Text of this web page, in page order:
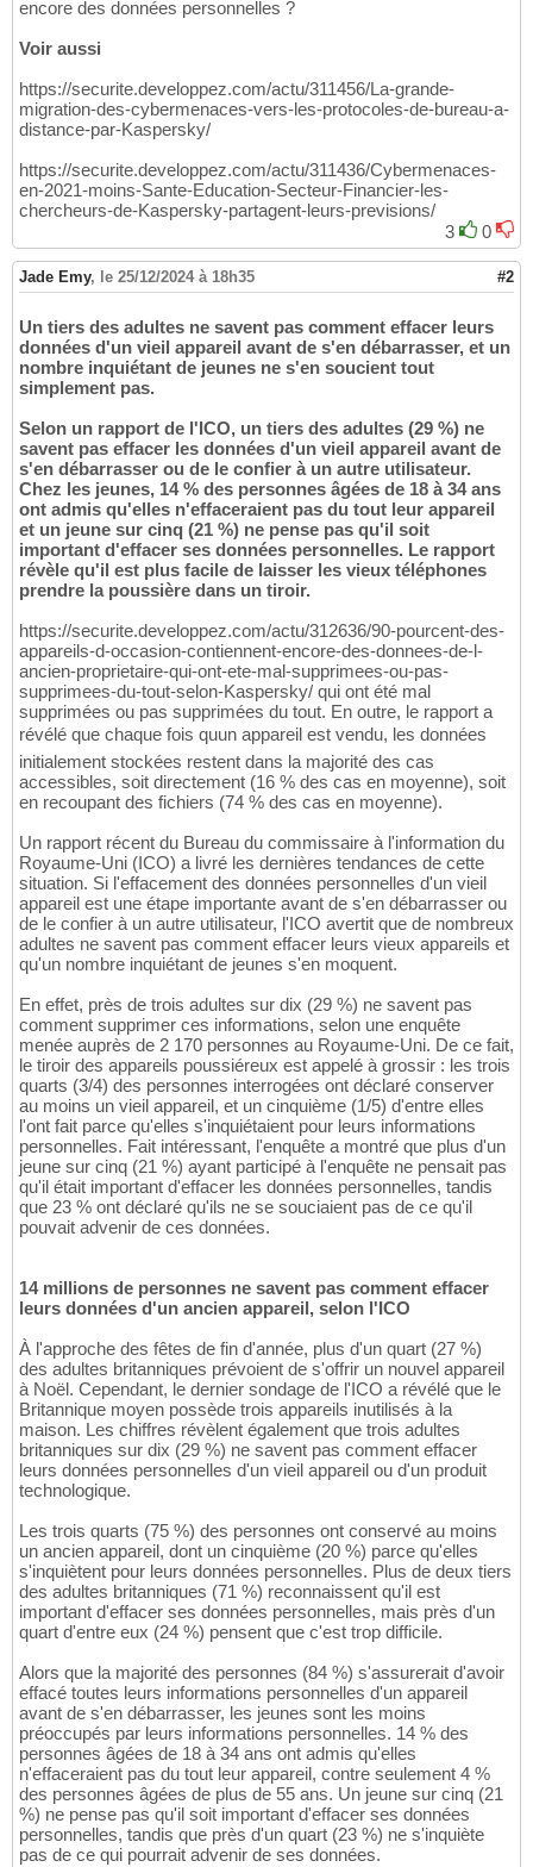
encore des données personnelles ?
Voir aussi
https://securite.developpez.com/actu/311456/La-grande-
migration-des-cybermenaces-vers-les-protocoles-de-bureau-a-
distance-par-Kaspersky/
https://securite.developpez.com/actu/311436/Cybermenaces-
en-2021-moins-Sante-Education-Secteur-Financier-les-
chercheurs-de-Kaspersky-partagent-leurs-previsions/
3
0
Jade Emy, le 25/12/2024 à 18h35 #2
Un tiers des adultes ne savent pas comment effacer leurs
données d'un vieil appareil avant de s'en débarrasser, et un
nombre inquiétant de jeunes ne s'en soucient tout
simplement pas.
Selon un rapport de l'ICO, un tiers des adultes (29 %) ne
savent pas effacer les données d'un vieil appareil avant de
s'en débarrasser ou de le confier à un autre utilisateur.
Chez les jeunes, 14 % des personnes âgées de 18 à 34 ans
ont admis qu'elles n'effaceraient pas du tout leur appareil
et un jeune sur cinq (21 %) ne pense pas qu'il soit
important d'effacer ses données personnelles. Le rapport
révèle qu'il est plus facile de laisser les vieux téléphones
prendre la poussière dans un tiroir.
https://securite.developpez.com/actu/312636/90-pourcent-des-
appareils-d-occasion-contiennent-encore-des-donnees-de-l-
ancien-proprietaire-qui-ont-ete-mal-supprimees-ou-pas-
supprimees-du-tout-selon-Kaspersky/ qui ont été mal
supprimées ou pas supprimées du tout. En outre, le rapport a
révélé que chaque fois quun appareil est vendu, les données
initialement stockées restent dans la majorité des cas
accessibles, soit directement (16 % des cas en moyenne), soit
en recoupant des fichiers (74 % des cas en moyenne).
Un rapport récent du Bureau du commissaire à l'information du
Royaume-Uni (ICO) a livré les dernières tendances de cette
situation. Si l'effacement des données personnelles d'un vieil
appareil est une étape importante avant de s'en débarrasser ou
de le confier à un autre utilisateur, l'ICO avertit que de nombreux
adultes ne savent pas comment effacer leurs vieux appareils et
qu'un nombre inquiétant de jeunes s'en moquent.
En effet, près de trois adultes sur dix (29 %) ne savent pas
comment supprimer ces informations, selon une enquête
menée auprès de 2 170 personnes au Royaume-Uni. De ce fait,
le tiroir des appareils poussiéreux est appelé à grossir : les trois
quarts (3/4) des personnes interrogées ont déclaré conserver
au moins un vieil appareil, et un cinquième (1/5) d'entre elles
l'ont fait parce qu'elles s'inquiétaient pour leurs informations
personnelles. Fait intéressant, l'enquête a montré que plus d'un
jeune sur cinq (21 %) ayant participé à l'enquête ne pensait pas
qu'il était important d'effacer les données personnelles, tandis
que 23 % ont déclaré qu'ils ne se souciaient pas de ce qu'il
pouvait advenir de ces données.
14 millions de personnes ne savent pas comment effacer
leurs données d'un ancien appareil, selon l'ICO
À l'approche des fêtes de fin d'année, plus d'un quart (27 %)
des adultes britanniques prévoient de s'offrir un nouvel appareil
à Noël. Cependant, le dernier sondage de l'ICO a révélé que le
Britannique moyen possède trois appareils inutilisés à la
maison. Les chiffres révèlent également que trois adultes
britanniques sur dix (29 %) ne savent pas comment effacer
leurs données personnelles d'un vieil appareil ou d'un produit
technologique.
Les trois quarts (75 %) des personnes ont conservé au moins
un ancien appareil, dont un cinquième (20 %) parce qu'elles
s'inquiètent pour leurs données personnelles. Plus de deux tiers
des adultes britanniques (71 %) reconnaissent qu'il est
important d'effacer ses données personnelles, mais près d'un
quart d'entre eux (24 %) pensent que c'est trop difficile.
Alors que la majorité des personnes (84 %) s'assurerait d'avoir
effacé toutes leurs informations personnelles d'un appareil
avant de s'en débarrasser, les jeunes sont les moins
préoccupés par leurs informations personnelles. 14 % des
personnes âgées de 18 à 34 ans ont admis qu'elles
n'effaceraient pas du tout leur appareil, contre seulement 4 %
des personnes âgées de plus de 55 ans. Un jeune sur cinq (21
%) ne pense pas qu'il soit important d'effacer ses données
personnelles, tandis que près d'un quart (23 %) ne s'inquiète
pas de ce qui pourrait advenir de ses données.